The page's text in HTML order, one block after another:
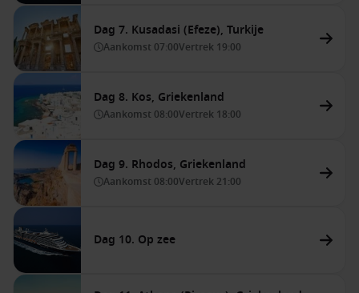
Dag 7. Kusadasi (Efeze), Turkije
Aankomst 07:00Vertrek 19:00
Dag 8. Kos, Griekenland
Aankomst 08:00Vertrek 18:00
Dag 9. Rhodos, Griekenland
Aankomst 08:00Vertrek 21:00
Dag 10. Op zee